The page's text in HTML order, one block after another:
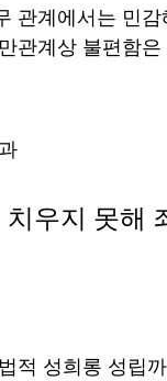
관계에서는 민
관계상 불편함
우지 못해
적 성희롱 성립